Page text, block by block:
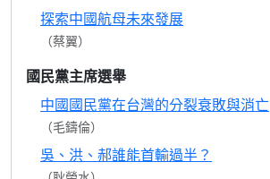
探索中國航母未來發展
（蔡翼）
國民黨主席選舉
中國國民黨在台灣的分裂衰敗與消亡
（毛鑄倫）
吳、洪、郝誰能首輸過半？